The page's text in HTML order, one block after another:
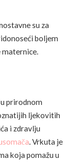
su za
boljem
maternice.
prirodnom
ljekovitih
i zdravlju
. Vrkuta je
koja pomažu u